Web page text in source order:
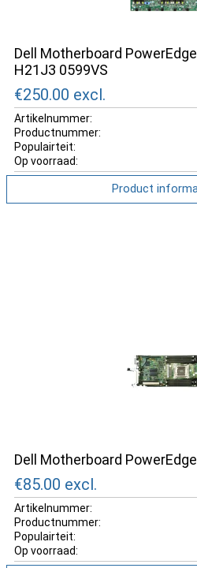
Dell Motherboard
H21J3 0599VS
€250.00 excl.
Artikelnummer:
Productnummer:
Populairteit:
Op voorraad:
Product
Dell Motherboard
€85.00 excl.
Artikelnummer:
Productnummer:
Populairteit:
Op voorraad: